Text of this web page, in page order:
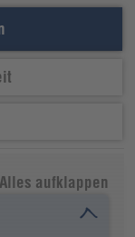
Alles aufklappen